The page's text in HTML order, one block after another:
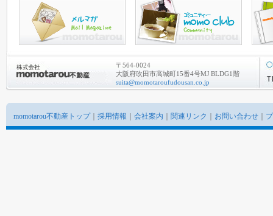
〒564-0024
大阪府吹田市高城町15番4号MJ BLDG1階
suita@momotaroufudousan.co.jp
momotarou不動産トップ｜ 採用情報 会社案内 関連リンク お問い合わせ